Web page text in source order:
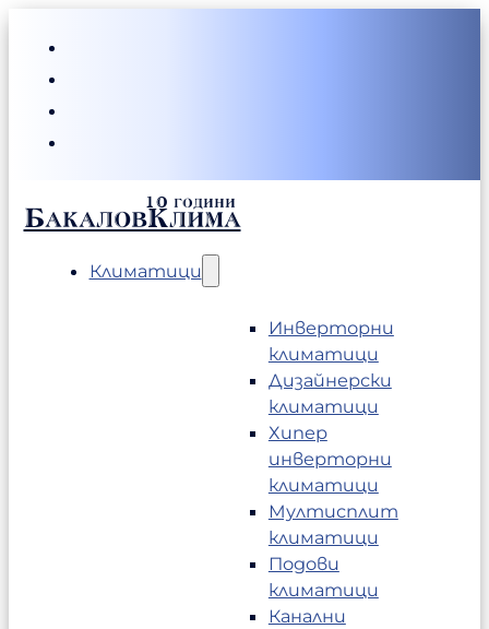
БакаловКлима
Климатици
Инверторни
климатици
Дизайнерски
климатици
Хипер
инверторни
климатици
Мултисплит
климатици
Подови
климатици
Канални